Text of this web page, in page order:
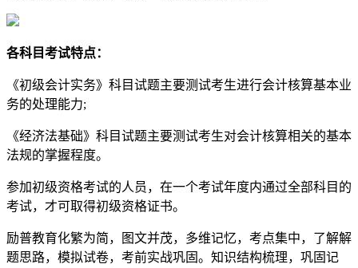
各科目考试特点：
《初级会计实务》科目试题主要测试考生进行会计核算基本业
务的处理能力;
《经济法基础》科目试题主要测试考生对会计核算相关的基本
法规的掌握程度。
参加初级资格考试的人员，在一个考试年度内通过全部科目的
考试，才可取得初级资格证书。
励普教育化繁为简，图文并茂，多维记忆，考点集中，了解解
题思路，模拟试卷，考前实战巩固。知识结构梳理，巩固记